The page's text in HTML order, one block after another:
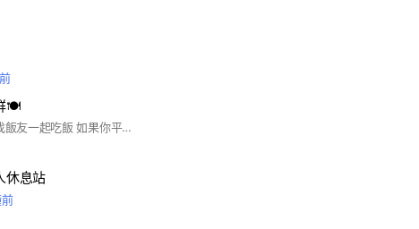
🍽️
此社群就是單純找飯友一起吃飯 如果你平常想吃什麼美食但是又不知道要找誰，那就來這裡，有很多愛吃美食的飯友陪你😍 不排斥男性但是務必尊重女性 嚴禁騷擾情事以及講一些會讓人不舒服的話語 如果讓成員感受不舒服就會請離喔🙏 #竹北人 #新竹人 #新竹地區 #飯友
休息站